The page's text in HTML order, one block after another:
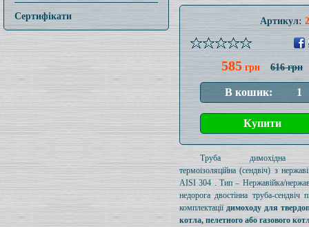
Сертифікати Артикул:
585 грн 616 грн
Труба димохідна
термоізоляційна (сендвіч) з
AISI 304 . Тип – Нержавійка/
недорога двостінна труба-сендвіч
комплектаціїдимоходу для
котла, пелетного або газового